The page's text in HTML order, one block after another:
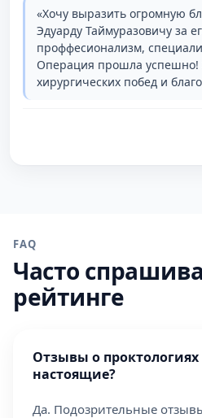
«Хочу выразить огромную
Эдуарду Таймуразовичу за
проффесионализм,
Операция прошла успешно!
хирургических побед и
FAQ
Часто
рейтинге
Отзывы о
настоящие?
Да. Подозрительные